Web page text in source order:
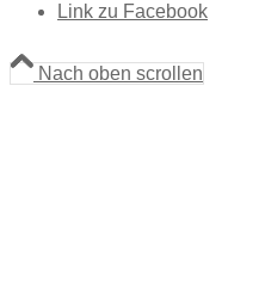
Link zu Facebook
Nach oben scrollen